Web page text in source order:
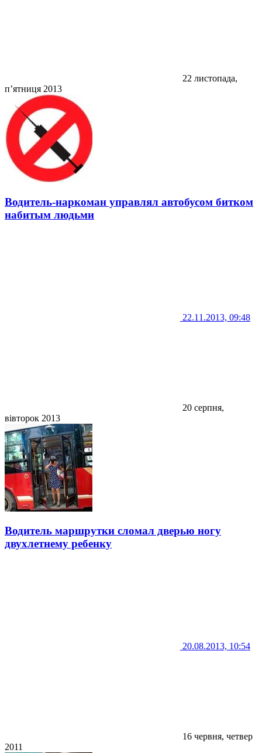
22 листопада,
п’ятниця 2013
Водитель-наркоман управлял автобусом битком
набитым людьми
22.11.2013, 09:48
20 серпня,
вівторок 2013
Водитель маршрутки сломал дверью ногу
двухлетнему ребенку
20.08.2013, 10:54
16 червня, четвер
2011